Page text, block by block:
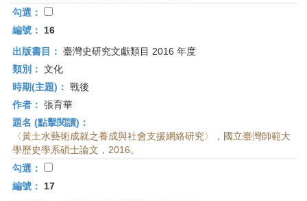
勾選：
編號：
16
出版書目： 臺灣史研究文獻類目 2016 年度
類別： 文化
時期(主題)： 戰後
作者： 張育華
題名 (點擊閱讀)：
〈黃土水藝術成就之養成與社會支援網絡研究〉，國立臺灣師範大
學歷史學系碩士論文，2016。
勾選：
編號：
17